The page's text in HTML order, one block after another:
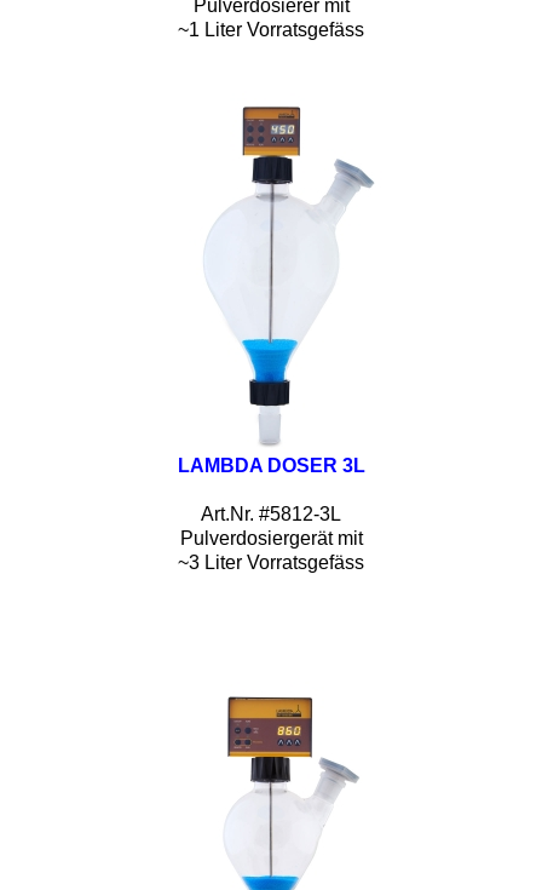
Pulverdosierer mit
~1 Liter Vorratsgefäss
LAMBDA DOSER 3L
Art.Nr. #5812-3L
Pulverdosiergerät mit
~3 Liter Vorratsgefäss